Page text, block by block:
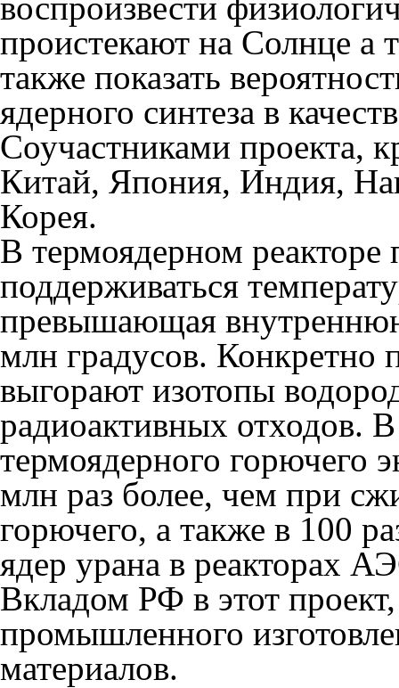
проистекают на Солнце а
также показать
ядерного синтеза в
Соучастниками проекта,
Китай, Япония, Индия,
Корея.
В термоядерном реакторе
поддерживаться
превышающая
млн градусов. Конкретно
выгорают изотопы
радиоактивных отходов.
термоядерного горючего
млн раз более, чем при
горючего, а также в 100
ядер урана в реакторах
Вкладом РФ в этот
промышленного
материалов.